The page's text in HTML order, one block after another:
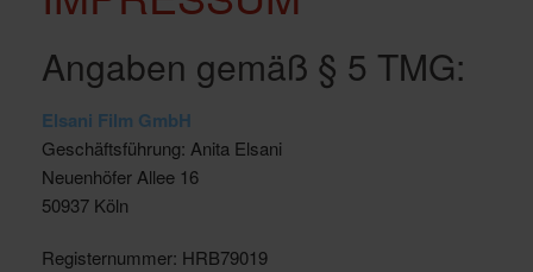
Angaben gemäß § 5 TMG:
Elsani Film GmbH
Geschäftsführung: Anita Elsani
Neuenhöfer Allee 16
50937 Köln
Registernummer: HRB79019